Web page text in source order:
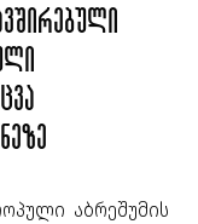
აბრეშუმის